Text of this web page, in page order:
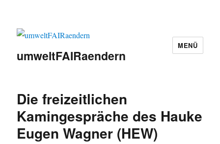
umweltFAIRaendern
MENÜ
Die freizeitlichen
Kamingespräche des Hauke
Eugen Wagner (HEW)